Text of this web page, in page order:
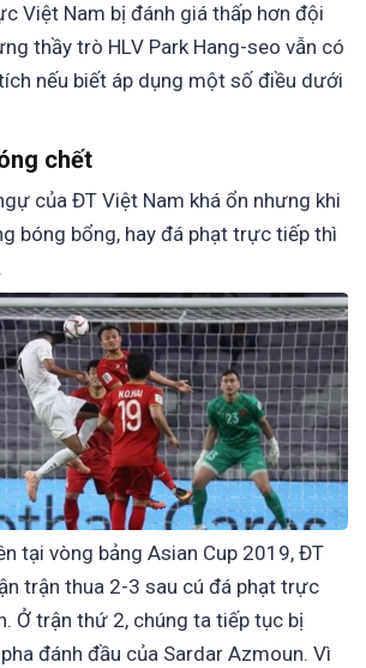
Việt Nam bị đánh giá thấp hơn đội
thầy trò HLV Park Hang-seo vẫn có
nếu biết áp dụng một số điều dưới
chết
của ĐT Việt Nam khá ổn nhưng khi
bóng bổng, hay đá phạt trực tiếp thì
tại vòng bảng Asian Cup 2019, ĐT
trận thua 2-3 sau cú đá phạt trực
Ở trận thứ 2, chúng ta tiếp tục bị
đánh đầu của Sardar Azmoun. Vì